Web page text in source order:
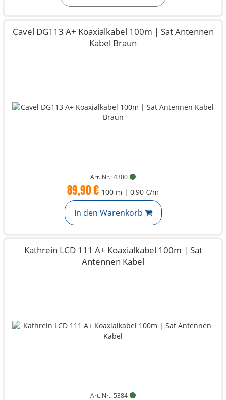
Cavel DG113 A+ Koaxialkabel 100m | Sat Antennen
Kabel Braun
Art. Nr.: 4300
89,90 € 100 m | 0,90 €/m
In den Warenkorb
Kathrein LCD 111 A+ Koaxialkabel 100m | Sat
Antennen Kabel
Art. Nr.: 5384